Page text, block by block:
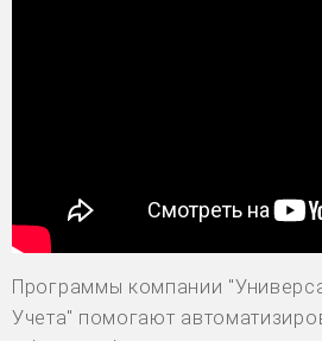
Программы компании
Учета" помогают